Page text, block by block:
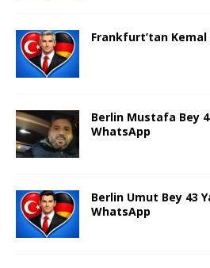
Frankfurt’tan Kemal
Berlin Mustafa Bey
WhatsApp
Berlin Umut Bey 43
WhatsApp